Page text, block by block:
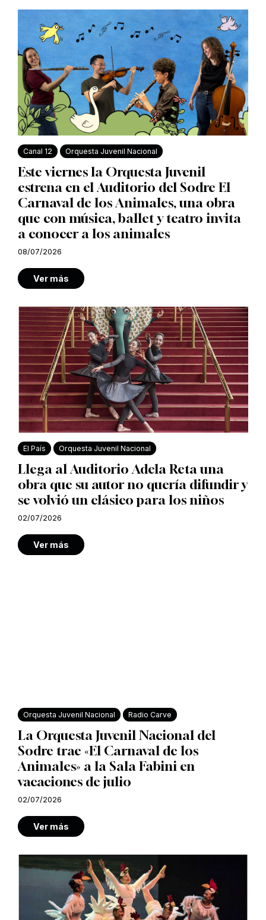
Canal 12 Orquesta Juvenil Nacional
Este viernes la Orquesta Juvenil
estrena en el Auditorio del Sodre El
Carnaval de los Animales, una obra
que con música, ballet y teatro invita
a conocer a los animales
08/07/2026
Ver más
El País Orquesta Juvenil Nacional
Llega al Auditorio Adela Reta una
obra que su autor no quería difundir y
se volvió un clásico para los niños
02/07/2026
Ver más
Orquesta Juvenil Nacional Radio Carve
La Orquesta Juvenil Nacional del
Sodre trae «El Carnaval de los
Animales» a la Sala Fabini en
vacaciones de julio
02/07/2026
Ver más